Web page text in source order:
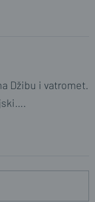
Džibu i vatromet.